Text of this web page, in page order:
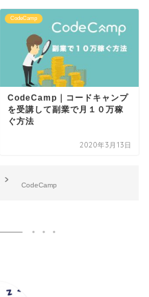
CodeCamp
CodeCamp｜コードキャンプ
を受講して副業で月１０万稼
ぐ方法
2020年3月13日
CodeCamp